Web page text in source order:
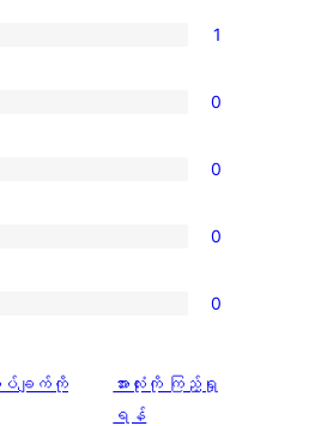
1
0
0
0
0
ချက်ကို
သုံးသပ်
ချက်
အားလုံးကို ကြည့်ရှု
ရန်